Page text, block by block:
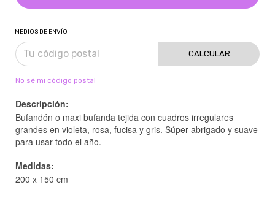
MEDIOS DE ENVÍO
CALCULAR
No sé mi código postal
Descripción:
Bufandón o maxi bufanda tejida con cuadros irregulares
grandes en violeta, rosa, fucisa y gris. Súper abrigado y suave
para usar todo el año.
Medidas:
200 x 150 cm